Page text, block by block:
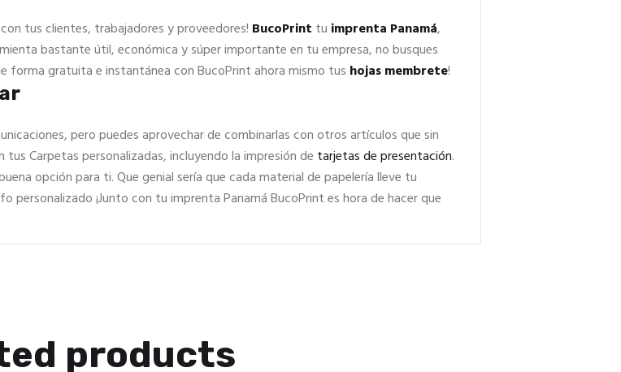
tus clientes, trabajadores y proveedores! BucoPrint tu imprenta Panamá,
bastante útil, económica y súper importante en tu empresa, no busques
forma gratuita e instantánea con BucoPrint ahora mismo tus hojas membrete!
pero puedes aprovechar de combinarlas con otros artículos que sin
Carpetas personalizadas, incluyendo la impresión de tarjetas de presentación.
opción para ti. Que genial sería que cada material de papelería lleve tu
personalizado ¡Junto con tu imprenta Panamá BucoPrint es hora de hacer que
products